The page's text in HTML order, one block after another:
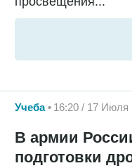
Учеба 16:20 / 17 Июля
В армии
подготовки